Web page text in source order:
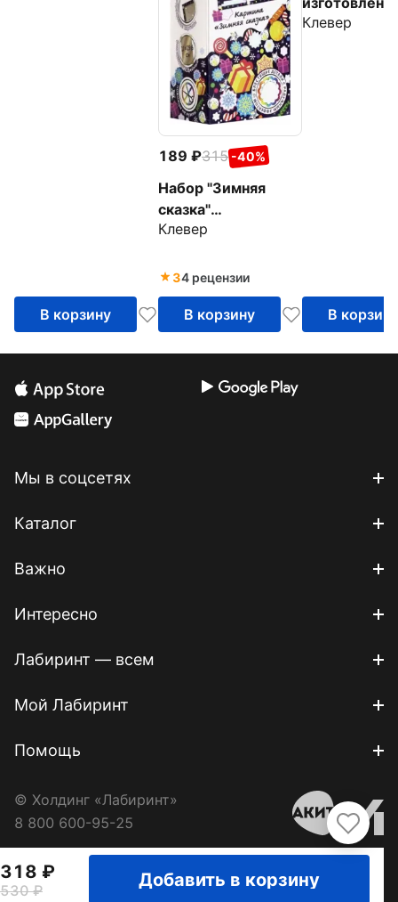
318
530 Добавить в корзину
В корзину
189 315 -40%
Набор "Зимняя
сказка"
(антистресс) (АС
Клевер
34 рецензии
В корзину
картины
Клевер
В корзину
Мы в соцсетях
Каталог
Важно
Интересно
Лабиринт — всем
Мой Лабиринт
Помощь
© Холдинг «Лабиринт»
8 800 600-95-25